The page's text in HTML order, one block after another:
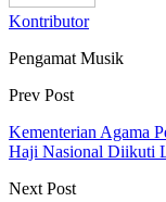
Kontributor
Pengamat Musik
Prev Post
Kementerian Agama
Haji Nasional Diikuti
Next Post